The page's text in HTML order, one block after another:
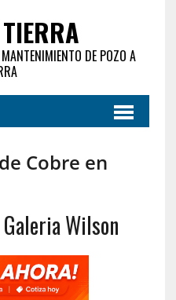
DE POZO A
Cobre en
Wilson